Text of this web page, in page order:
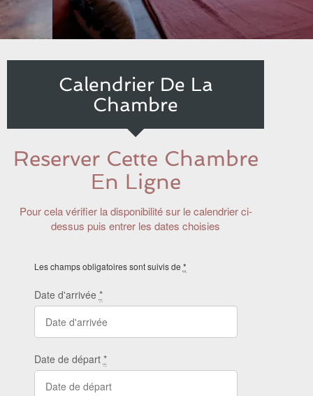
Calendrier De La
Chambre
Reserver Cette Chambre
En Ligne
Pour cela vérifier la disponibilité sur le calendrier ci-
dessus puis entrer les dates choisies
Les champs obligatoires sont suivis de *
Date d'arrivée *
Date de départ *